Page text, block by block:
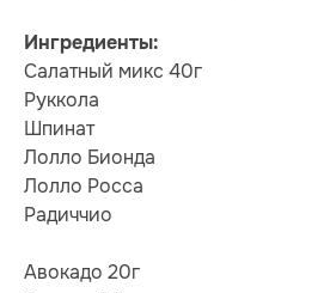
Ингредиенты:
Салатный микс 40г
Руккола
Шпинат
Лолло Бионда
Лолло Росса
Радиччио
Авокадо 20г